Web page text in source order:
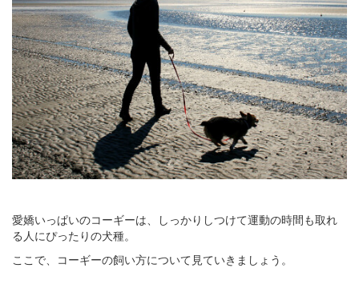
愛嬌いっぱいのコーギーは、しっかりしつけて運動の時間も取れ
る人にぴったりの犬種。
ここで、コーギーの飼い方について見ていきましょう。